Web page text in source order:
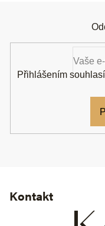
Kontakt
Přihlášením